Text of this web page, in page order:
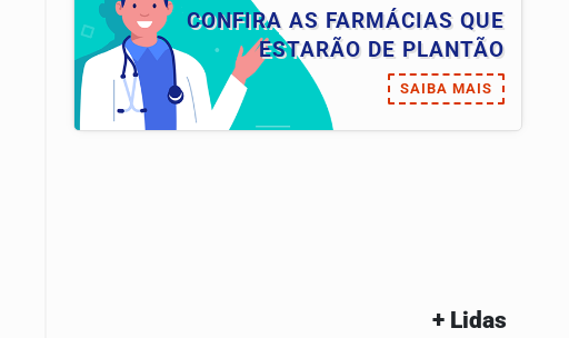
CONFIRA AS FARMÁCIAS QUE
ESTARÃO DE PLANTÃO
SAIBA MAIS
+ Lidas